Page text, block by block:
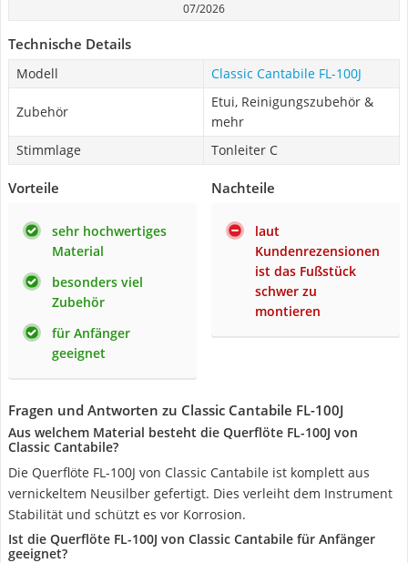
07/2026
Technische Details
Modell Classic Cantabile FL-100J
Zubehör
Etui, Reinigungszubehör &
mehr
Stimmlage
Tonleiter C
Vorteile
sehr hochwertiges
Material
besonders viel
Zubehör
für Anfänger
geeignet
Nachteile
laut
Kundenrezensionen
ist das Fußstück
schwer zu
montieren
Fragen und Antworten zu Classic Cantabile FL-100J
Aus welchem Material besteht die Querflöte FL-100J von
Classic Cantabile?
Die Querflöte FL-100J von Classic Cantabile ist komplett aus
vernickeltem Neusilber gefertigt. Dies verleiht dem Instrument
Stabilität und schützt es vor Korrosion.
Ist die Querflöte FL-100J von Classic Cantabile für Anfänger
geeignet?